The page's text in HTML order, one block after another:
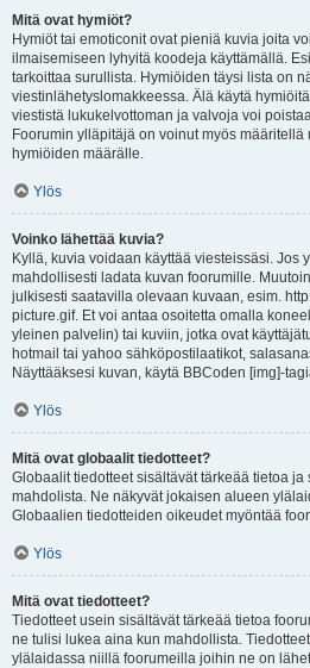
Mitä ovat hymiöt?
Hymiöt tai emoticonit ovat pieniä kuvia joita
ilmaisemiseen lyhyitä koodeja käyttämällä.
tarkoittaa surullista. Hymiöiden täysi lista on
viestinlähetyslomakkeessa. Älä käytä
viestistä lukukelvottoman ja valvoja voi
Foorumin ylläpitäjä on voinut myös määritellä
hymiöiden määrälle.
Ylös
Voinko lähettää kuvia?
Kyllä, kuvia voidaan käyttää viesteissäsi. Jos
mahdollisesti ladata kuvan foorumille.
julkisesti saatavilla olevaan kuvaan, esim.
picture.gif. Et voi antaa osoitetta omalla
yleinen palvelin) tai kuviin, jotka ovat
hotmail tai yahoo sähköpostilaatikot,
Näyttääksesi kuvan, käytä BBCoden [img]-
Ylös
Mitä ovat globaalit tiedotteet?
Globaalit tiedotteet sisältävät tärkeää tietoa
mahdolista. Ne näkyvät jokaisen alueen
Globaalien tiedotteiden oikeudet myöntää
Ylös
Mitä ovat tiedotteet?
Tiedotteet usein sisältävät tärkeää tietoa
ne tulisi lukea aina kun mahdollista.
ylälaidassa niillä foorumeilla joihin ne on